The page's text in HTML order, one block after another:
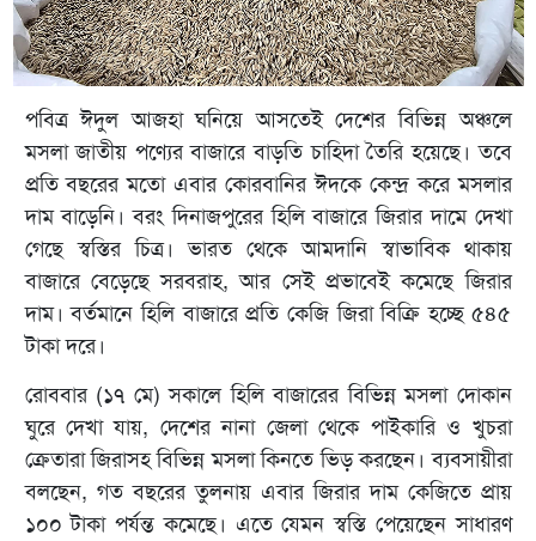
পবিত্র ঈদুল আজহা ঘনিয়ে আসতেই দেশের বিভিন্ন অঞ্চলে
মসলা জাতীয় পণ্যের বাজারে বাড়তি চাহিদা তৈরি হয়েছে। তবে
প্রতি বছরের মতো এবার কোরবানির ঈদকে কেন্দ্র করে মসলার
দাম বাড়েনি। বরং দিনাজপুরের হিলি বাজারে জিরার দামে দেখা
গেছে স্বস্তির চিত্র। ভারত থেকে আমদানি স্বাভাবিক থাকায়
বাজারে বেড়েছে সরবরাহ, আর সেই প্রভাবেই কমেছে জিরার
দাম। বর্তমানে হিলি বাজারে প্রতি কেজি জিরা বিক্রি হচ্ছে ৫৪৫
টাকা দরে।
রোববার (১৭ মে) সকালে হিলি বাজারের বিভিন্ন মসলা দোকান
ঘুরে দেখা যায়, দেশের নানা জেলা থেকে পাইকারি ও খুচরা
ক্রেতারা জিরাসহ বিভিন্ন মসলা কিনতে ভিড় করছেন। ব্যবসায়ীরা
বলছেন, গত বছরের তুলনায় এবার জিরার দাম কেজিতে প্রায়
১০০ টাকা পর্যন্ত কমেছে। এতে যেমন স্বস্তি পেয়েছেন সাধারণ